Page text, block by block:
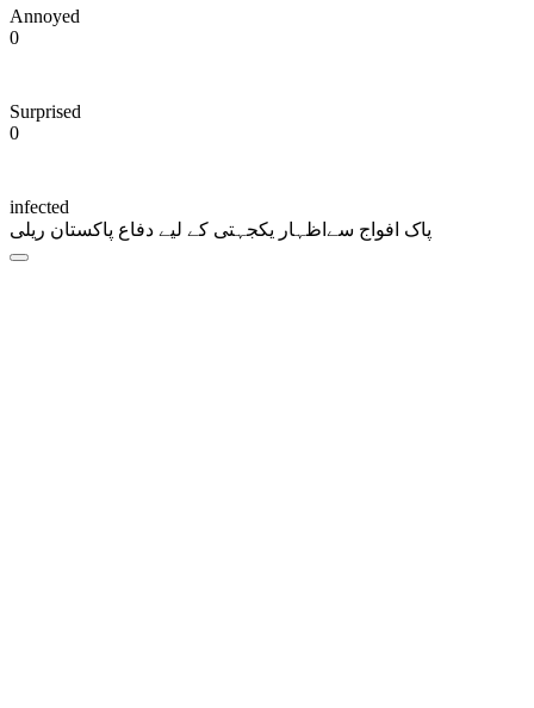
Annoyed
0
Surprised
0
infected
پاک افواج سےاظہار یکجہتی کے لیے دفاع پاکستان ریلی